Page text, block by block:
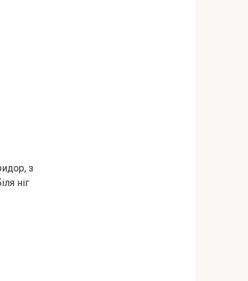
з
ніг